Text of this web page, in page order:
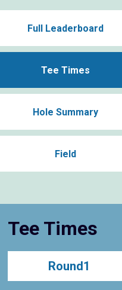
Full Leaderboard
Tee Times
Hole Summary
Field
Tee Times
Round1